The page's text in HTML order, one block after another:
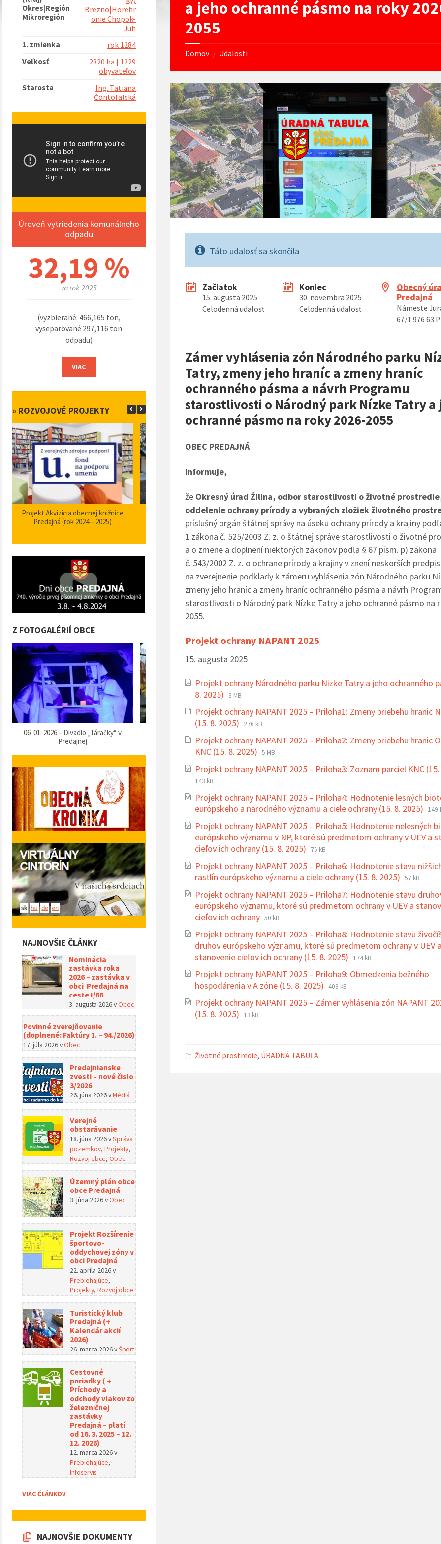
a jeho ochranné pásmo na roky
2055
Domov / Udalosti
Táto udalosť sa skončila
Začiatok
15. augusta 2025
Celodenná udalosť
Koniec
30. novembra 2025
Celodenná udalosť
Obecný
Predajná
Námeste
67/1 976 63
Zámer vyhlásenia zón Národného parku
Tatry, zmeny jeho hraníc a zmeny hraníc
ochranného pásma a návrh Programu
starostlivosti o Národný park Nízke Tatry a
ochranné pásmo na roky 2026-2055
OBEC PREDAJNÁ
informuje,
že Okresný úrad Žilina, odbor starostlivosti o životné
oddelenie ochrany prírody a vybraných zložiek životného
príslušný orgán štátnej správy na úseku ochrany prírody a krajiny
1 zákona č. 525/2003 Z. z. o štátnej správe starostlivosti o životné
a o zmene a doplnení niektorých zákonov podľa § 67 písm. p) zákona
č. 543/2002 Z. z. o ochrane prírody a krajiny v znení neskorších
na zverejnenie podklady k zámeru vyhlásenia zón Národného parku
zmeny jeho hraníc a zmeny hraníc ochranného pásma a návrh
starostlivosti o Národný park Nízke Tatry a jeho ochranné pásmo na
2055.
Projekt ochrany NAPANT 2025
15. augusta 2025
Projekt ochrany Národného parku Nizke Tatry a jeho ochranného
8. 2025) Prípona
pdf
Veľkosť
3 MB
Projekt ochrany NAPANT 2025 – Priloha1: Zmeny priebehu hranic
(15. 8. 2025) Prípona
xlsx
Veľkosť
276 kB
Projekt ochrany NAPANT 2025 – Priloha2: Zmeny priebehu hranic
KNC (15. 8. 2025) Prípona
xlsx
Veľkosť
5 MB
Projekt ochrany NAPANT 2025 – Priloha3: Zoznam parciel KNC
143 kB
Projekt ochrany NAPANT 2025 – Priloha4: Hodnotenie lesných
európskeho a narodného významu a ciele ochrany (15. 8. 2025)
149
Projekt ochrany NAPANT 2025 – Priloha5: Hodnotenie nelesných
európskeho významu v NP, ktoré sú predmetom ochrany v UEV a
cieľov ich ochrany (15. 8. 2025) Prípona
docx
Veľkosť
75 kB
Projekt ochrany NAPANT 2025 – Priloha6: Hodnotenie stavu
rastlín európskeho významu a ciele ochrany (15. 8. 2025) Prípona
docx
Veľkosť
57 kB
Projekt ochrany NAPANT 2025 – Priloha7: Hodnotenie stavu
európskeho významu, ktoré sú predmetom ochrany v UEV a
cieľov ich ochrany Prípona
docx
Veľkosť
50 kB
Projekt ochrany NAPANT 2025 – Priloha8: Hodnotenie stavu
druhov európskeho významu, ktoré sú predmetom ochrany v UEV a
stanovenie cieľov ich ochrany (15. 8. 2025) Prípona
docx
Veľkosť
174 kB
Projekt ochrany NAPANT 2025 – Priloha9: Obmedzenia bežného
hospodárenia v A zóne (15. 8. 2025) Prípona
docx
Veľkosť
408 kB
Projekt ochrany NAPANT 2025 – Zámer vyhlásenia zón NAPANT
(15. 8. 2025) Prípona
Veľkosť
13 kB
Životné prostredie, ÚRADNÁ TABUĽA
Okres|Región
Mikroregión
Brezno|Horehr
onie Chopok-
Juh
1. zmienka
rok 1284
Veľkosť
2320 ha | 1229
obyvateľov
Starosta
Ing. Tatiana
Čontofalská
Úroveň vytriedenia komunálneho
odpadu
32,19 %
za rok 2025
(vyzbierané: 466,165 ton,
vyseparované 297,116 ton
odpadu)
VIAC
» ROZVOJOVÉ PROJEKTY
Zabezpečenie zvýšenia bezpečnosti a
plynulosti premávky – I/66 Predajná
Projekt Podpora opatrení k zvyšovaniu
bezpečnosti dopravy a vybudovanie
orientačného informačného systému v
obci Predajná (rok 2023)
Nové autobusové zastávky I/66 (rok
2023)
Rozširenie
Z FOTOGALÉRIÍ OBCE
07. 12. 2025 – Vítanie Mikuláša
kapustnici
NAJNOVŠIE ČLÁNKY
Nominácia
zastávka roka
2026 – zastávka v
obci Predajná na
ceste I/66
3. augusta 2026vObec
Povinné zverejňovanie
(doplnené: Faktúry 1. – 94./2026)
17. júla 2026vObec
Predajnianske
zvesti – nové čislo
3/2026
26. júna 2026vMédiá
Verejné
obstarávanie
18. júna 2026vSpráva
pozemkov, Projekty,
Rozvoj obce, Obec
Územný plán obce
obce Predajná
3. júna 2026vObec
Projekt Rozšírenie
športovo-
oddychovej zóny v
obci Predajná
22. apríla 2026v
Prebiehajúce,
Projekty, Rozvoj obce
Turistický klub
Predajná (+
Kalendár akcií
2026)
26. marca 2026vŠport
Cestovné
poriadky ( +
Príchody a
odchody vlakov zo
železničnej
zastávky
Predajná – platí
od 16. 3. 2025 – 12.
12. 2026)
12. marca 2026v
Prebiehajúce,
Infoservis
VIAC ČLÁNKOV
NAJNOVŠIE DOKUMENTY
radosti
zábavy
ihrisko